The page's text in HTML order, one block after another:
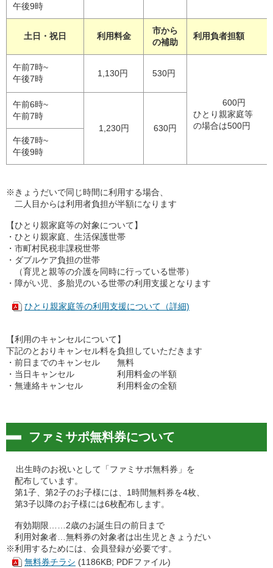
午後9時
土日・祝日 利用料金
市から
の補助
利用負者担額
午前7時~
午後7時
1,130円 530円
600円
ひとり親家庭等
の場合は500円
午前6時~
午前7時
1,230円
630円
午後7時~
午後9時
※きょうだいで同じ時間に利用する場合、
二人目からは利用者負担が半額になります
【ひとり親家庭等の対象について】
・ひとり親家庭、生活保護世帯
・市町村民税非課税世帯
・ダブルケア負担の世帯
（育児と親等の介護を同時に行っている世帯）
・障がい児、多胎児のいる世帯の利用支援となります
ひとり親家庭等の利用支援について（詳細)
【利用のキャンセルについて】
下記のとおりキャンセル料を負担していただきます
・前日までのキャンセル 無料
・当日キャンセル 利用料金の半額
・無連絡キャンセル 利用料金の全額
ファミサポ無料券について
出生時のお祝いとして「ファミサポ無料券」を
配布しています。
第1子、第2子のお子様には、1時間無料券を4枚、
第3子以降のお子様には6枚配布します。
有効期限……2歳のお誕生日の前日まで
利用対象者…無料券の対象者は出生児ときょうだい
※利用するためには、会員登録が必要です。
無料券チラシ (1186KB; PDFファイル)